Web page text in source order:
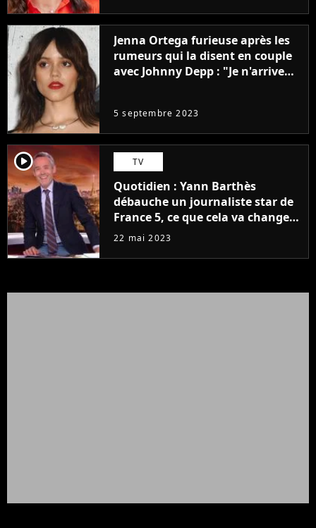
Jenna Ortega furieuse après les
rumeurs qui la disent en couple
avec Johnny Depp : "Je n'arrive
5 septembre 2023
player2 TV
Quotidien : Yann Barthès
débauche un journaliste star de
France 5, ce que cela va changer
à la rentrée
22 mai 2023